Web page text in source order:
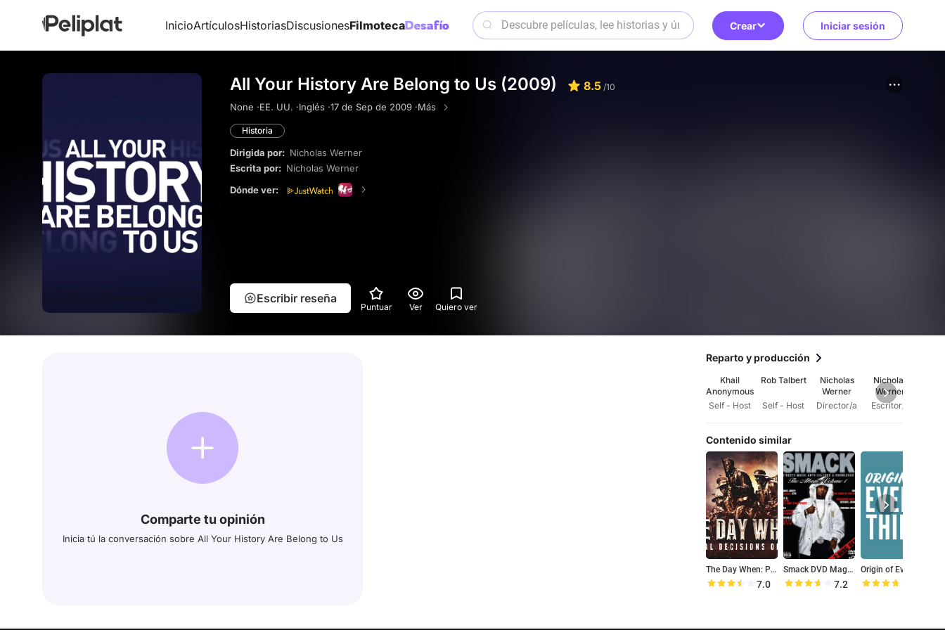
InicioArtículosHistoriasDiscusionesFilmoteca Crear Iniciar sesión
All Your History Are Belong to Us (2009) 8.5 /10
None ·EE. UU. ·Inglés ·17 de Sep de 2009 ·Más
Historia
Dirigida por: Nicholas Werner
Escrita por: Nicholas Werner
Dónde ver:
Escribir reseña
Puntuar Ver Quiero ver
Comparte tu opinión
Inicia tú la conversación sobre All Your History Are Belong to Us
Reparto y producción
Khail
Anonymous
Self - Host
Rob Talbert
Self - Host
Nicholas
Werner
Director/a
Nicholas
Werner
Escritor/a
Contenido similar
The Day When: Pivotal Decisions of WWII
7.0
Smack DVD Magazine
7.2